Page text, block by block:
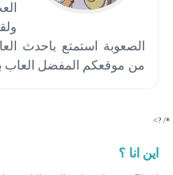
من موقعكم المفضل العاب
*/ ?>
اين انا ؟